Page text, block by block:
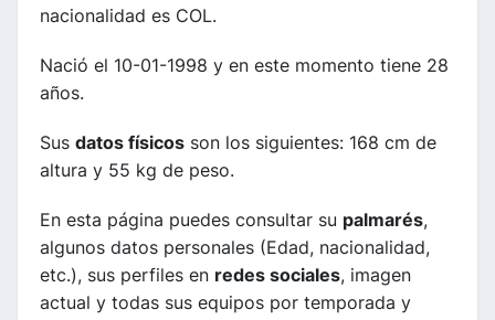
nacionalidad es COL.
Nació el 10-01-1998 y en este momento tiene 28
años.
Sus datos físicos son los siguientes: 168 cm de
altura y 55 kg de peso.
En esta página puedes consultar su palmarés,
algunos datos personales (Edad, nacionalidad,
etc.), sus perfiles en redes sociales, imagen
actual y todas sus equipos por temporada y